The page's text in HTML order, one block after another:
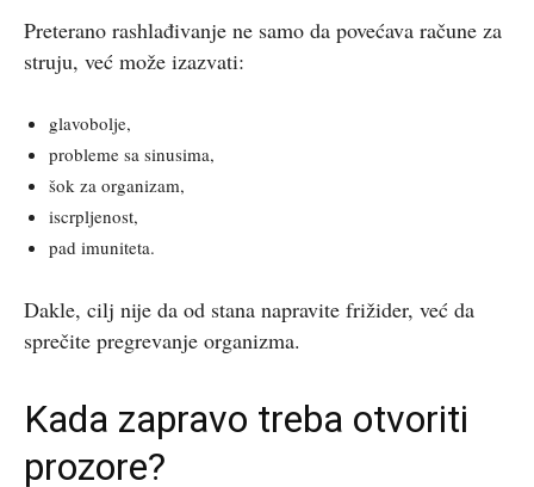
Preterano rashlađivanje ne samo da povećava račune za
struju, već može izazvati:
glavobolje,
probleme sa sinusima,
šok za organizam,
iscrpljenost,
pad imuniteta.
Dakle, cilj nije da od stana napravite frižider, već da
sprečite pregrevanje organizma.
Kada zapravo treba otvoriti
prozore?